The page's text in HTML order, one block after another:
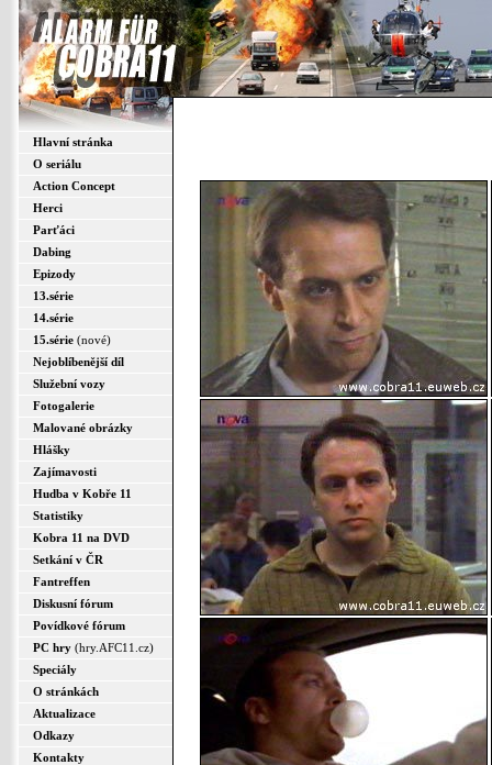
Hlavní stránka
O seriálu
Action Concept
Herci
Parťáci
Dabing
Epizody
13.série
14.série
15.série (nové)
Nejoblíbenější díl
Služební vozy
Fotogalerie
Malované obrázky
Hlášky
Zajímavosti
Hudba v Kobře 11
Statistiky
Kobra 11 na DVD
Setkání v ČR
Fantreffen
Diskusní fórum
Povídkové fórum
PC hry (hry.AFC11.cz)
Speciály
O stránkách
Aktualizace
Odkazy
Kontakty